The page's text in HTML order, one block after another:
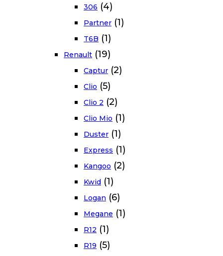
306 (4)
Partner (1)
T6B (1)
Renault (19)
Captur (2)
Clio (5)
Clio 2 (2)
Clio Mio (1)
Duster (1)
Express (1)
Kangoo (2)
Kwid (1)
Logan (6)
Megane (1)
R12 (1)
R19 (5)